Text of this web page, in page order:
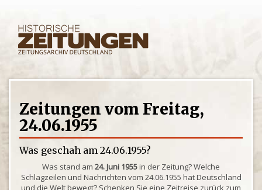
Zeitungen vom Freitag,
24.06.1955
Was geschah am 24.06.1955?
Was stand am 24. Juni 1955in der Zeitung? Welche
Schlagzeilen und Nachrichten vom 24.06.1955 hat Deutschland
und die Welt bewegt? Schenken Sie eine Zeitreise zurück zum